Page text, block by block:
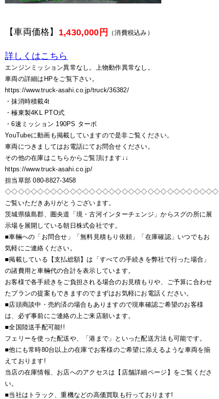
【車両価格】 1,430,000円 （消費税込み）
詳しくはこちら
エンジンミッション異常なし。上物動作異常なし。
車両の詳細はHPをご覧下さい。
https://www.truck-asahi.co.jp/truck/36382/
・抹消時積載4t
・極東製4KL PTO式
・6速ミッション 190PS ターボ
YouTubeに動画も掲載していますので是非ご覧ください。
車両につきましてはお電話にてお問合せください。
その他の在庫はこちらからご覧頂けます↓↓
https://www.truck-asahi.co.jp/
担当草部 080-8827-3458
ご覧いただきありがとうございます。
茨城県猿島郡、圏央道「境・古河インターチェンジ」からスグの所に展
示場を展開している朝日株式会社です。
■車輛への「お問合せ」「無料見積もり依頼」「在庫確認」いつでもお
気軽にご連絡ください。
■掲載している【支払総額】は「すべての手続きを弊社で行った場合」
の諸費用と車輛代の合計を表示しています。
お客様で各手続きをご負担される場合のお見積もりや、ご予算に合わせ
たプランの提案もできますのでまずはお気軽にお電話ください。
■店頭商談中・売約済の場合もありますので現車確認ご希望のお客様
は、必ず事前にご連絡の上ご来店願います。
■全国陸送手配可能!!
フェリーを使った配送や、「港まで」といった配送方法も可能です。
■他にも常時80台以上の在庫でお客様のご希望に添えるような車両を揃
えております!
当店の在庫情報、お店へのアクセスは【店舗詳細ページ】をご覧くださ
い。
■当社はトラック、重機などの高価買取も行っております!